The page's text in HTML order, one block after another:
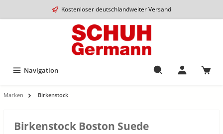
Kostenloser deutschlandweiter Versand
Navigation
Marken Birkenstock
Birkenstock Boston Suede